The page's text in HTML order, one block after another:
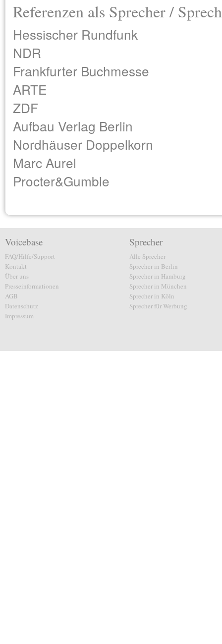
Referenzen als Sprecher /
Hessischer Rundfunk
NDR
Frankfurter Buchmesse
ARTE
ZDF
Aufbau Verlag Berlin
Nordhäuser Doppelkorn
Marc Aurel
Procter&Gumble
Voicebase
FAQ/Hilfe/Support
Kontakt
Über uns
Presseinformationen
AGB
Datenschutz
Impressum
Sprecher
Alle Sprecher
Sprecher in Berlin
Sprecher in Hamburg
Sprecher in München
Sprecher in Köln
Sprecher für Werbung